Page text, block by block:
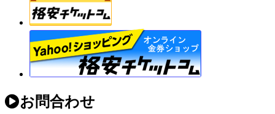
お問合わせ